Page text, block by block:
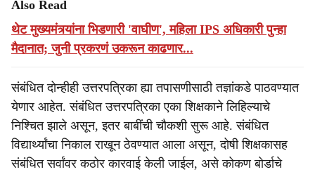
Also Read
थेट मुख्यमंत्र्यांना भिडणारी 'वाघीण', महिला IPS अधिकारी पुन्हा
मैदानात; जुनी प्रकरणं उकरून काढणार...
संबंधित दोन्हीही उत्तरपत्रिका ह्या तपासणीसाठी तज्ञांकडे पाठवण्यात
येणार आहेत. संबंधित उत्तरपत्रिका एका शिक्षकाने लिहिल्याचे
निश्चित झाले असून, इतर बाबींची चौकशी सुरू आहे. संबंधित
विद्यार्थ्यांचा निकाल राखून ठेवण्यात आला असून, दोषी शिक्षकासह
संबंधित सर्वांवर कठोर कारवाई केली जाईल, असे कोकण बोर्डाचे